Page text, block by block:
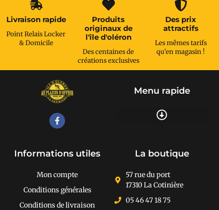
Livraison rapide
Point Relais Locker
& Domicile
Produits
originaux de
l'île d'oléron
Des centaines de
créations exclusives
Des prix
attractifs
Les mêmes tarifs
qu'en magasin !
Menu rapide
Informations utiles
Mon compte
Conditions générales
Conditions de livraison
La boutique
57 rue du port
17310 La Cotinière
05 46 47 18 75